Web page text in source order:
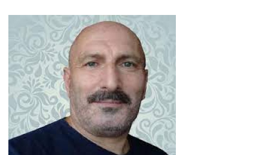
Türkiye
Derkenar
Sivil Toplum
Kültür - Sanat